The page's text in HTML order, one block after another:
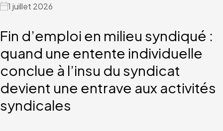
1 juillet 2026
Fin d’emploi en milieu syndiqué :
quand une entente individuelle
conclue à l’insu du syndicat
devient une entrave aux activités
syndicales